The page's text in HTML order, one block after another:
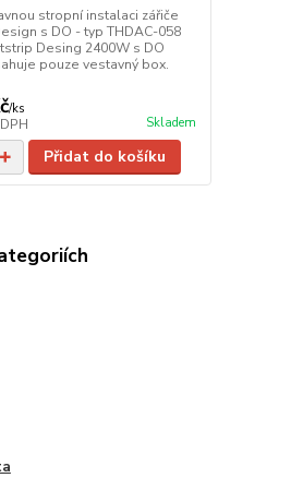
stropní instalaci zářiče
s DO - typ THDAC-058
Desing 2400W s DO
pouze vestavný box.
/ks
Skladem
Přidat do košíku